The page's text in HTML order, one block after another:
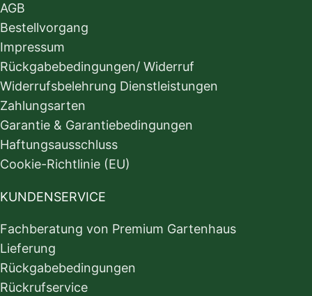
AGB
Bestellvorgang
Impressum
Rückgabebedingungen/ Widerruf
Widerrufsbelehrung Dienstleistungen
Zahlungsarten
Garantie & Garantiebedingungen
Haftungsausschluss
Cookie-Richtlinie (EU)
KUNDENSERVICE
Fachberatung von Premium Gartenhaus
Lieferung
Rückgabebedingungen
Rückrufservice